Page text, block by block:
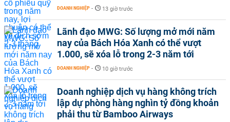
DOANH NGHIỆP - 13 giờ trước
Lãnh đạo MWG: Số lượng mở mới năm
nay của Bách Hóa Xanh có thể vượt
1.000, sẽ xóa lỗ trong 2-3 năm tới
DOANH NGHIỆP - 10 giờ trước
Doanh nghiệp dịch vụ hàng không trích
lập dự phòng hàng nghìn tỷ đồng khoản
phải thu từ Bamboo Airways